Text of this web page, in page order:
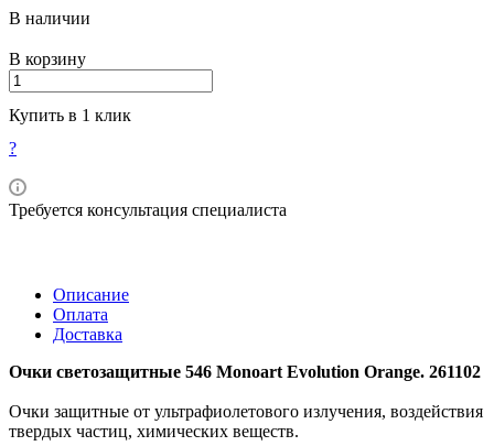
В наличии
В корзину
Купить в 1 клик
?
Требуется консультация специалиста
Описание
Оплата
Доставка
Очки светозащитные 546 Monoart Evolution Orange. 261102
Очки защитные от ультрафиолетового излучения, воздействия
твердых частиц, химических веществ.